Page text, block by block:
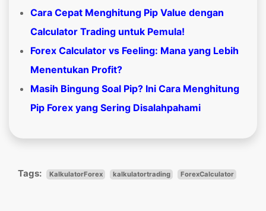
Cara Cepat Menghitung Pip Value dengan
Calculator Trading untuk Pemula!
Forex Calculator vs Feeling: Mana yang Lebih
Menentukan Profit?
Masih Bingung Soal Pip? Ini Cara Menghitung
Pip Forex yang Sering Disalahpahami
Tags: KalkulatorForex kalkulatortrading ForexCalculator